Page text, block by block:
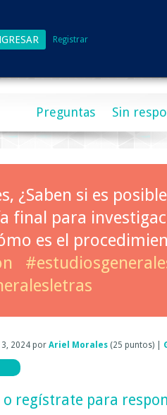
Registrar
Preguntas Sin
¿Saben si es
final para
es el
2024 por Ariel Morales (25 puntos)
o regístrate para